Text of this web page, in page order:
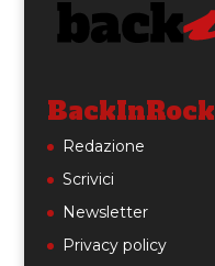
BackInRock
Redazione
Scrivici
Newsletter
Privacy policy